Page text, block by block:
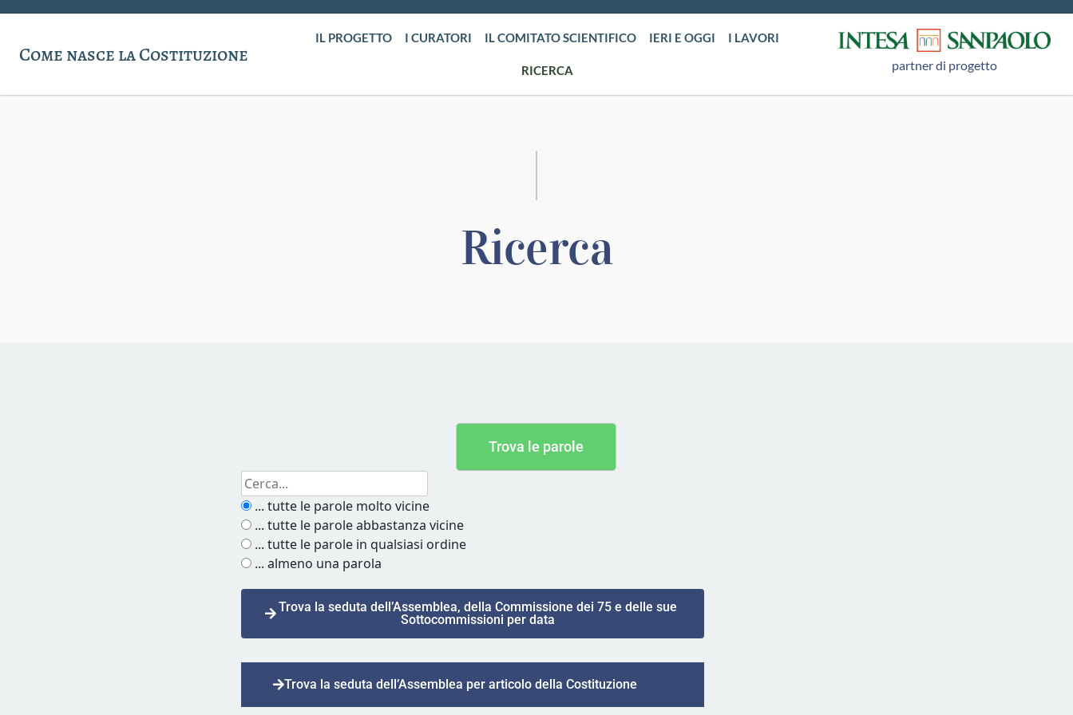
Come nasce la Costituzione
IL PROGETTO I CURATORI IL COMITATO SCIENTIFICO IERI E OGGI I LAVORI
RICERCA partner di progetto
Ricerca
Trova le parole
... tutte le parole molto vicine
... tutte le parole abbastanza vicine
... tutte le parole in qualsiasi ordine
... almeno una parola
Trova la seduta dell’Assemblea, della Commissione dei 75 e delle sue
Sottocommissioni per data
Trova la seduta dell’Assemblea per articolo della Costituzione